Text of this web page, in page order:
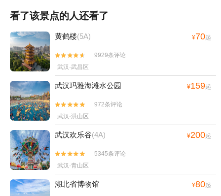
看了该景点的人还看了
黄鹤楼(5A) ¥70起


9929条评论
武汉·武昌区
武汉玛雅海滩水公园 ¥159起


972条评论
武汉·洪山区
武汉欢乐谷(4A) ¥200起


5345条评论
武汉·青山区
湖北省博物馆 ¥80起